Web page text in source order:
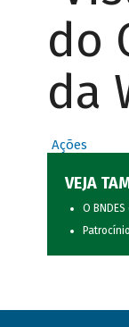
do
da
Ações
VEJA
O